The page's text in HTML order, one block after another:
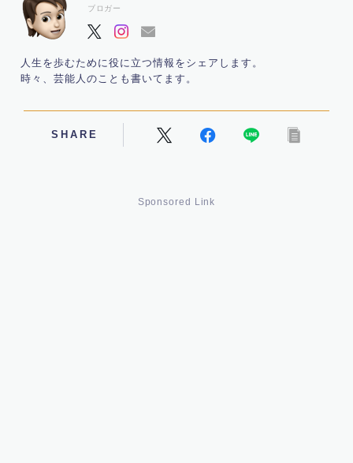
ブロガー
人生を歩むために役に立つ情報をシェアします。
時々、芸能人のことも書いてます。
SHARE
Sponsored Link